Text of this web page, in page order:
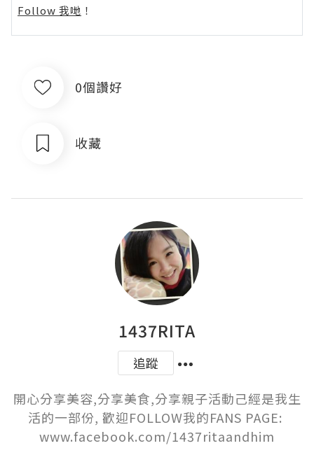
Follow 我哋 ！
0個讚好
收藏
1437RITA
追蹤
開心分享美容,分享美食,分享親子活動己經是我生
活的一部份, 歡迎FOLLOW我的FANS PAGE:
www.facebook.com/1437ritaandhim